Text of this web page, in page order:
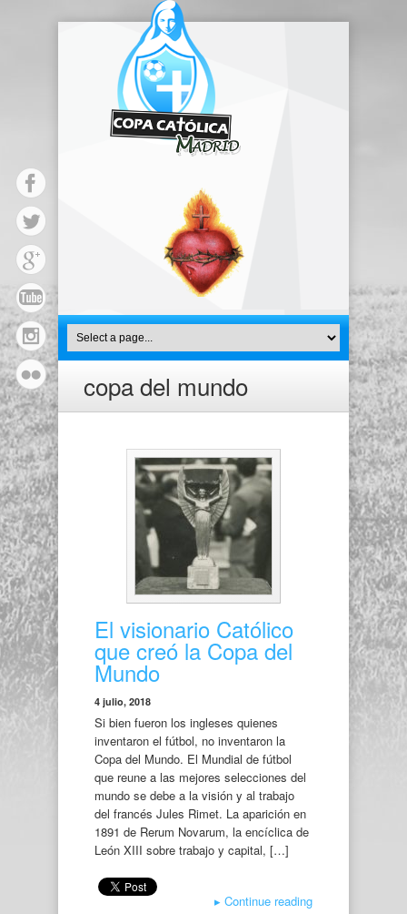
copa del mundo
El visionario Católico
que creó la Copa del
Mundo
4 julio, 2018
Si bien fueron los ingleses quienes
inventaron el fútbol, no inventaron la
Copa del Mundo. El Mundial de fútbol
que reune a las mejores selecciones del
mundo se debe a la visión y al trabajo
del francés Jules Rimet. La aparición en
1891 de Rerum Novarum, la encíclica de
León XIII sobre trabajo y capital, […]
▸ Continue reading